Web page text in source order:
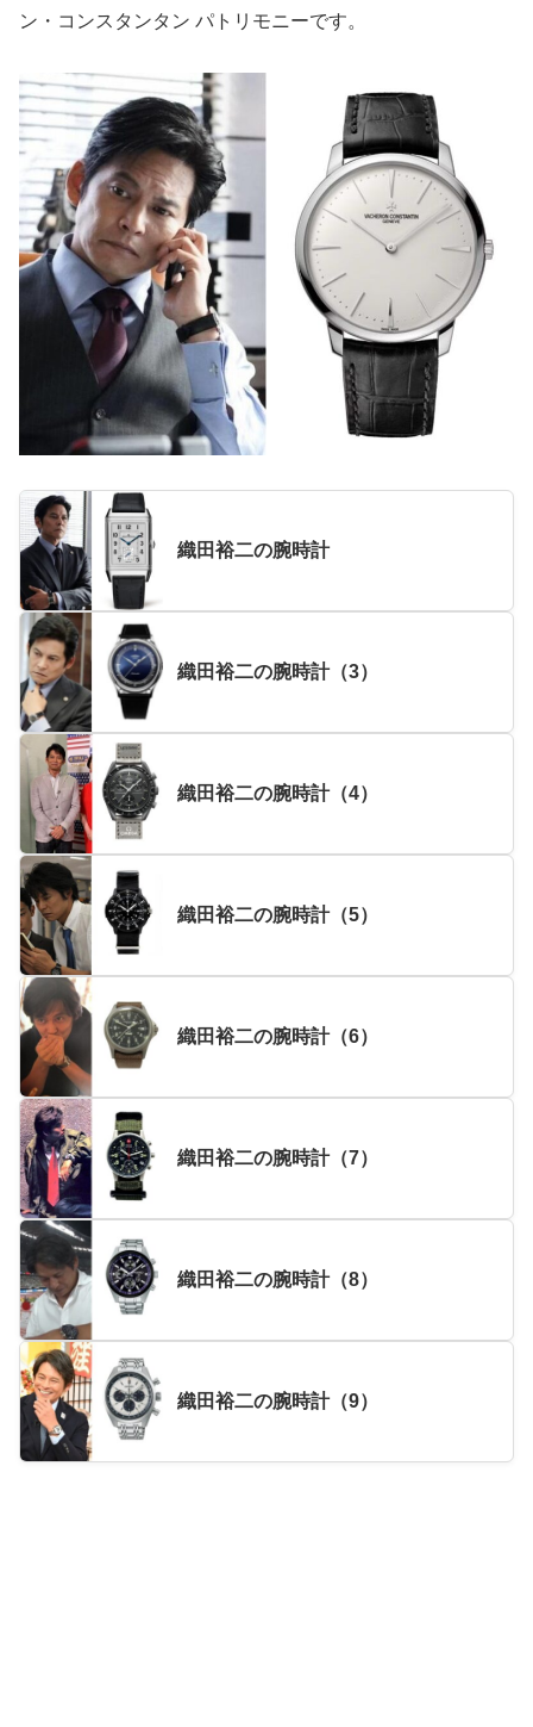
ン・コンスタンタン パトリモニーです。
織田裕二の腕時計
織田裕二の腕時計（3）
織田裕二の腕時計（4）
織田裕二の腕時計（5）
織田裕二の腕時計（6）
織田裕二の腕時計（7）
織田裕二の腕時計（8）
織田裕二の腕時計（9）